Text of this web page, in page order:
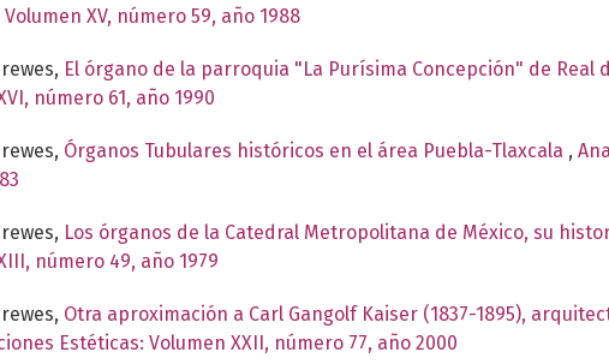
XV, número 59, año 1988
El órgano de la parroquia "La Purísima Concepción" de Real
número 61, año 1990
Órganos Tubulares históricos en el área Puebla-Tlaxcala ,
Los órganos de la Catedral Metropolitana de México, su
número 49, año 1979
Otra aproximación a Carl Gangolf Kaiser (1837-1895),
Estéticas: Volumen XXII, número 77, año 2000